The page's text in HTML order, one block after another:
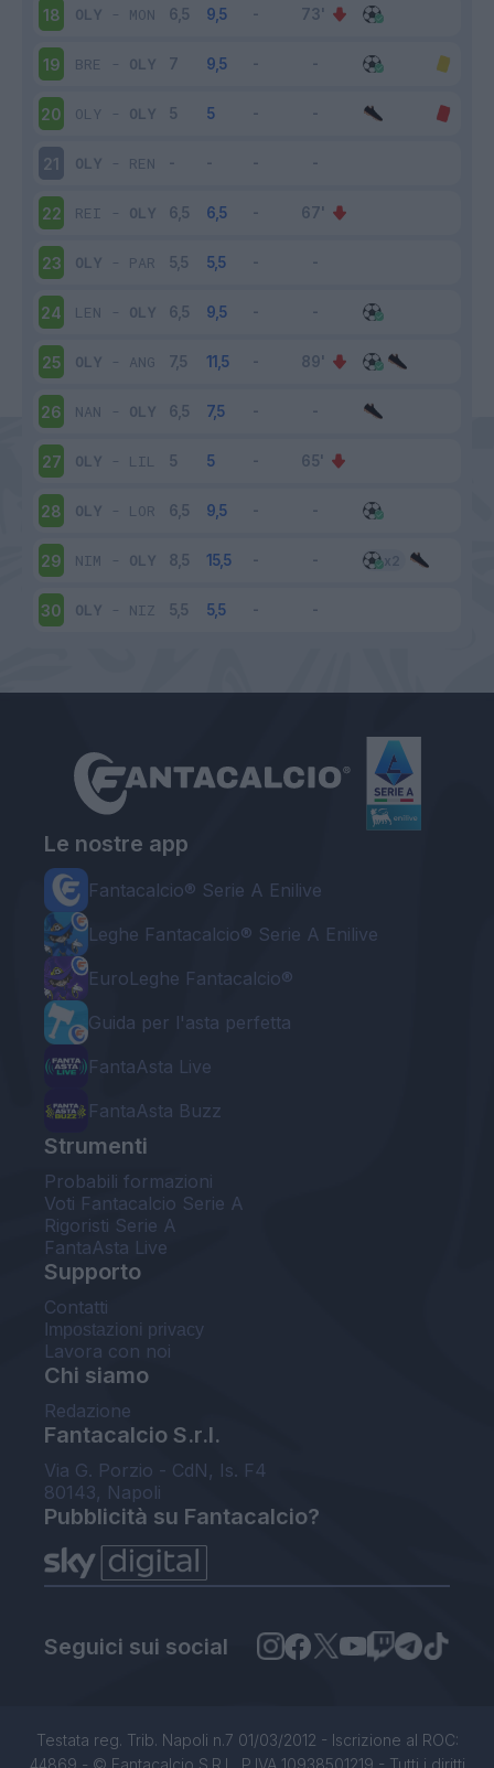
18 OLY - MON
19 BRE - OLY
20 OLY - OLY
21 OLY - REN
22 REI - OLY
23 OLY - PAR
24 LEN - OLY
25 OLY - ANG
26 NAN - OLY
27 OLY - LIL
28 OLY - LOR
29 NIM - OLY
30 OLY - NIZ
Le nostre app
Fantacalcio® Serie A Enilive
Leghe Fantacalcio® Serie A Enilive
EuroLeghe Fantacalcio®
Guida per l'asta perfetta
FantaAsta Live
FantaAsta Buzz
Strumenti
Probabili formazioni
Voti Fantacalcio Serie A
Rigoristi Serie A
FantaAsta Live
Supporto
Contatti
Impostazioni privacy
Lavora con noi
Chi siamo
Redazione
Fantacalcio S.r.l.
Via G. Porzio - CdN, Is. F4
80143, Napoli
Pubblicità su Fantacalcio?
Seguici sui social
Testata reg. Trib. Napoli n.7 01/03/2012 - Iscrizione al ROC:
44869 - © Fantacalcio S.R.L. P.IVA 10938501219 - Tutti i diritti